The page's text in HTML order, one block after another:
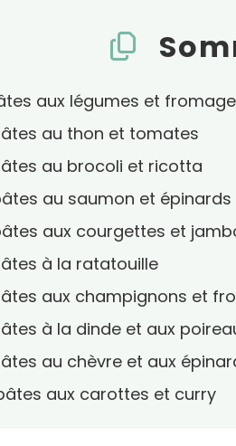
aux légumes et
au thon et tomates
au brocoli et ricotta
au saumon et épinards
aux courgettes et
à la ratatouille
aux champignons et
à la dinde et aux
au chèvre et aux
aux carottes et curry